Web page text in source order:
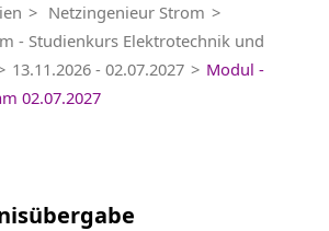
Netzingenieur Strom
- Studienkurs Elektrotechnik und
13.11.2026 - 02.07.2027
Modul -
02.07.2027